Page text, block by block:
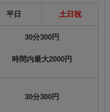
平日 土日祝
30分300円
時間内最大2000円
30分300円